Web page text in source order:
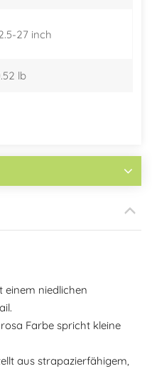
27 inch
lb
einem niedlichen
Farbe spricht kleine
aus strapazierfähigem,